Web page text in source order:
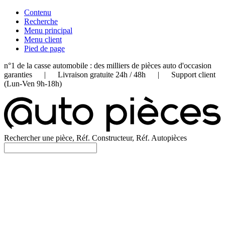
Contenu
Recherche
Menu principal
Menu client
Pied de page
n°1 de la casse automobile : des milliers de pièces auto d'occasion
garanties | Livraison gratuite 24h / 48h | Support client
(Lun-Ven 9h-18h)
Rechercher une pièce, Réf. Constructeur, Réf. Autopièces